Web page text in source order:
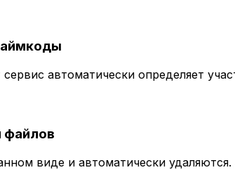
автоматически определяет
файлов
виде и автоматически удаляются.